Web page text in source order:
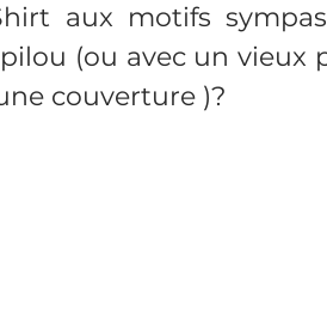
ou veste imperméable
aux motifs
(ou avec un vieux
couverture )?